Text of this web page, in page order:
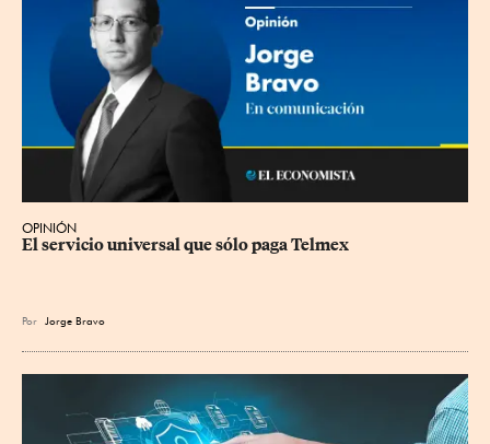
OPINIÓN
El servicio universal que sólo paga Telmex
Por Jorge Bravo